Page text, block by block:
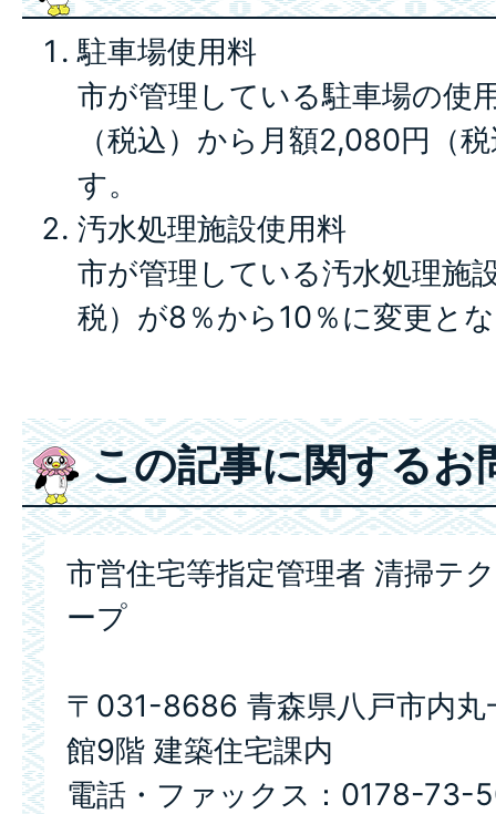
駐車場使用料
市が管理している駐車場の使
（税込）から月額2,080円（
す。
汚水処理施設使用料
市が管理している汚水処理施
税）が8％から10％に変更と
この記事に関するお
市営住宅等指定管理者 清掃テ
ープ
〒031-8686 青森県八戸市内丸
館9階 建築住宅課内
電話・ファックス：0178-73-